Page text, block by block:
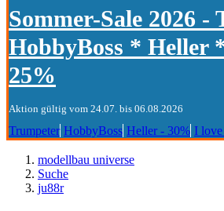
Sommer-Sale 2026 -
HobbyBoss * Heller
25%
Aktion gültig vom 24.07. bis 06.08.2026
Trumpeter HobbyBoss Heller - 30% I
modellbau universe
Suche
ju88r